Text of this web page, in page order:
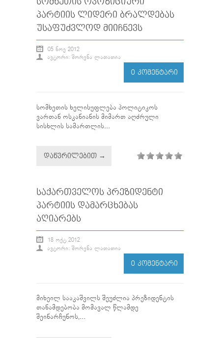
ᲞᲐᲠᲢᲘᲘᲡ ᲚᲘᲓᲔᲠᲘ ᲑᲠᲐᲚᲓᲔᲑᲐᲡ
ᲣᲡᲐᲤᲣᲫᲕᲚᲝᲓ ᲛᲘᲘᲩᲜᲔᲕᲡ
05 ᲜᲝᲔ 2012
ᲐᲕᲢᲝᲠᲘ: ᲨᲝᲠᲔᲜᲐ ᲚᲐᲗᲐᲗᲘᲐ
0 ᲙᲝᲛᲔᲜᲢᲐᲠᲘ
სომხეთის ხელისუფლება პოლიტიკოს
ვართან ოსკანიანის მიმართ აღძრული
სისხლის სამართლის...
ᲓᲐᲬᲕᲠᲘᲚᲔᲑᲘᲗ →
ᲡᲐᲥᲐᲠᲗᲕᲔᲚᲝᲡ ᲞᲠᲔᲖᲘᲓᲔᲜᲢᲘ
ᲞᲐᲠᲢᲘᲘᲡ ᲓᲐᲛᲐᲠᲪᲮᲔᲑᲐᲡ
ᲐᲦᲘᲐᲠᲔᲑᲡ
18 ᲝᲥᲢ 2012
ᲐᲕᲢᲝᲠᲘ: ᲨᲝᲠᲔᲜᲐ ᲚᲐᲗᲐᲗᲘᲐ
0 ᲙᲝᲛᲔᲜᲢᲐᲠᲘ
მიხეილ სააკაშვილს შეუძლია პრეზიდენტის
თანამდებობა მომავალ წლამდე
შეინარჩუნოს,...